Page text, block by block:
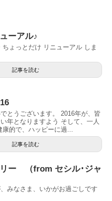
ーアル♪
ょっとだけ リニューアル しま
記事を読む
とうございます。 2016年が、皆
年となりますよう そして、一人
康的で、ハッピーに過...
記事を読む
ー （from セシル･ジャ
みなさま、いかがお過ごしです